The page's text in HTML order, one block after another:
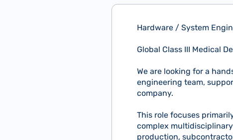
Hardware / System
Global Class III Medical
We are looking for a
engineering team,
company.
This role focuses
complex
production,